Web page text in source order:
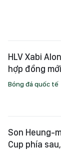
HLV Xabi
hợp đồng
Bóng đá quốc tế
Son Heung-
Cup phía